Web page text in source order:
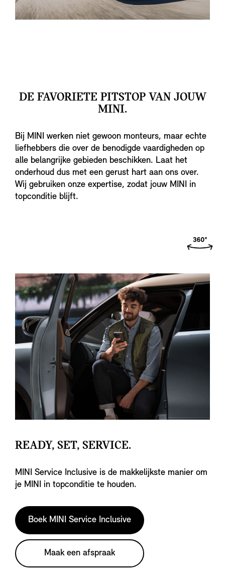
DE FAVORIETE PITSTOP VAN JOUW
MINI.
Bij MINI werken niet gewoon monteurs, maar echte
liefhebbers die over de benodigde vaardigheden op
alle belangrijke gebieden beschikken. Laat het
onderhoud dus met een gerust hart aan ons over.
Wij gebruiken onze expertise, zodat jouw MINI in
topconditie blijft.
READY, SET, SERVICE.
MINI Service Inclusive is de makkelijkste manier om
je MINI in topconditie te houden.
Boek MINI Service Inclusive
Maak een afspraak